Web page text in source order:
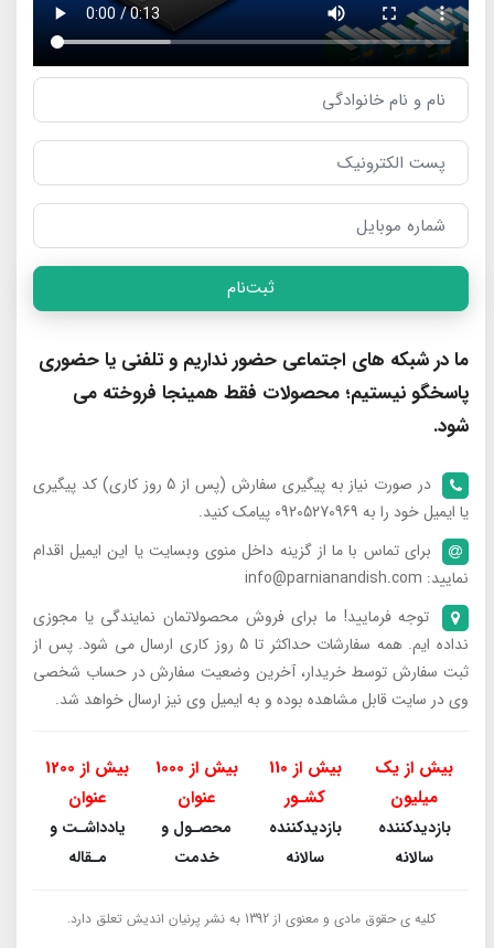
ثبت‌نام
ما در شبکه های اجتماعی حضور نداریم و تلفنی یا حضوری
پاسخگو نیستیم؛ محصولات فقط همینجا فروخته می
شود.
در صورت نیاز به پیگیری سفارش (پس از 5 روز کاری) کد پیگیری
یا ایمیل خود را به 09205270969 پیامک کنید.
برای تماس با ما از گزینه داخل منوی وبسایت یا این ایمیل اقدام
نمایید: info@parnianandish.com
توجه فرمایید! ما برای فروش محصولاتمان نمایندگی یا مجوزی
نداده ایم. همه سفارشات حداکثر تا 5 روز کاری ارسال می شود. پس از
ثبت سفارش توسط خریدار، آخرین وضعیت سفارش در حساب شخصی
وی در سایت قابل مشاهده بوده و به ایمیل وی نیز ارسال خواهد شد.
بیش از یک
میلیون
بازدیدکننده
سالانه
بیش از 110
کشـور
بازدیدکننده
سالانه
بیش از 1000
عنوان
محصـول و
خدمت
بیش از 1200
عنوان
یادداشـت و
مـقاله
کلیه ی حقوق مادی و معنوی از 1392 به نشر پرنیان اندیش تعلق دارد.